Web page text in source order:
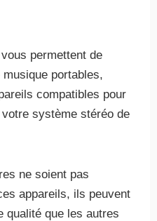
permettent de
portables,
compatibles pour
système stéréo de
ne soient pas
appareils, ils peuvent
qualité que les autres